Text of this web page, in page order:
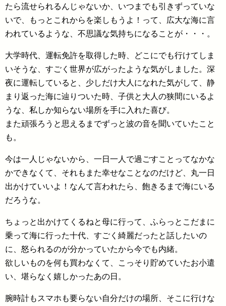
たら流せられるんじゃないか、いつまでも引きずっていな
いで、もっとこれからを楽しもうよ！って、広大な海に言
われているような、不思議な気持ちになることが・・・。
大学時代、運転免許を取得した時、どこにでも行けてしま
いそうな、すごく世界が広がったような気がしました。深
夜に運転していると、少しだけ大人になれた気がして、静
まり返った海に辿りついた時、子供と大人の狭間にいるよ
うな、私しか知らない場所を手に入れた喜び。
また頑張ろうと思えるまでずっと波の音を聞いていたこと
も。
今は一人じゃないから、一日一人で過ごすことってなかな
かできなくて、それもまた幸せなことなのだけど、丸一日
出かけていいよ！なんて言われたら、飽きるまで海にいる
だろうな。
ちょっと出かけてくるねと母に行って、ふらっとこだまに
乗って海に行った十代、すごく綺麗だったと話したいの
に、怒られるのが分かっていたから今でも内緒。
欲しいものを何も買わなくて、こっそり貯めていたお小遣
い、堪らなく嬉しかったあの日。
腕時計もスマホも要らない自分だけの場所、そこに行けな